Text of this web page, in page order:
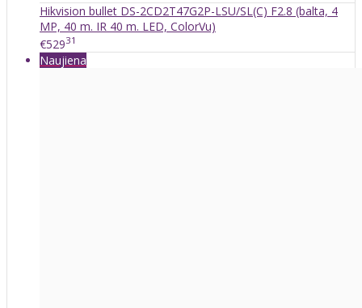
Hikvision bullet DS-2CD2T47G2P-LSU/SL(C) F2.8 (balta, 4
MP, 40 m. IR 40 m. LED, ColorVu)
€52931
Naujiena